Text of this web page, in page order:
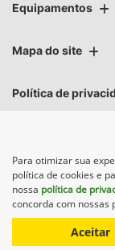
Equipamentos
Mapa do site
Política de
No
Para otimizar sua
política de cookies e
nossa política de
concorda com nossas
Aceitar